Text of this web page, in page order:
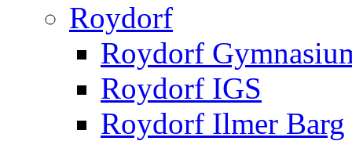
Roydorf
Roydorf
Roydorf IGS
Roydorf Ilmer Barg